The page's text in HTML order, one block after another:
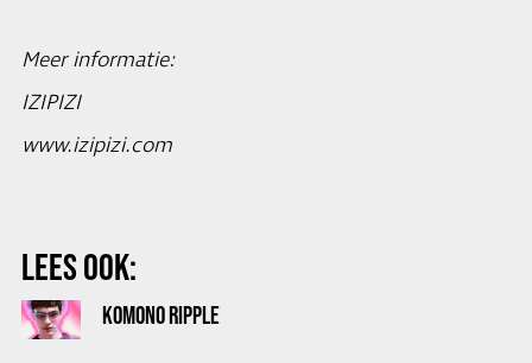
Meer informatie:
IZIPIZI
www.izipizi.com
LEES OOK:
KOMONO RIPPLE